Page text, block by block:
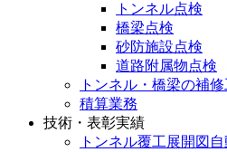
トンネル点検
橋梁点検
砂防施設点検
道路附属物点検
トンネル・橋梁の補
積算業務
技術・表彰実績
トンネル覆工展開図